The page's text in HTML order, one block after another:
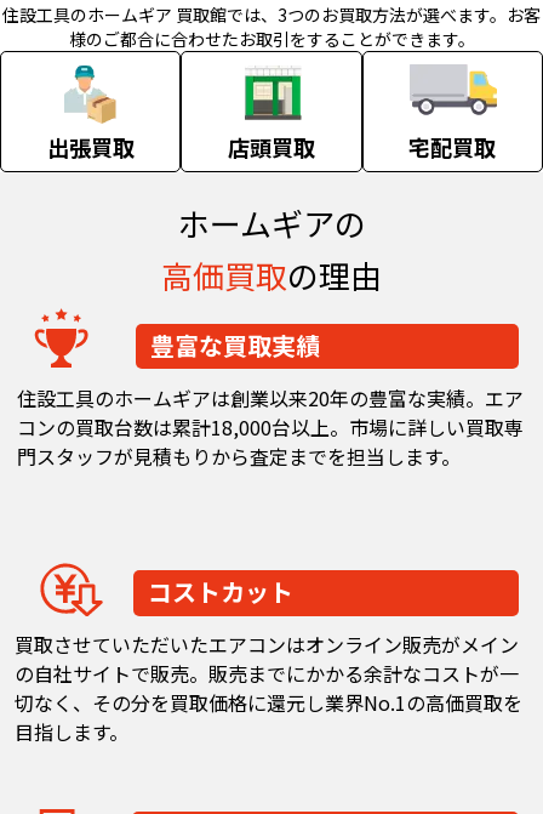
住設工具のホームギア 買取館では、3つのお買取方法が選べます。お客
様のご都合に合わせたお取引をすることができます。
出張買取 店頭買取 宅配買取
ホームギアの
高価買取の理由
住設工具のホームギアは創業以来20年の豊富な実績。エア
コンの買取台数は累計18,000台以上。市場に詳しい買取専
門スタッフが見積もりから査定までを担当します。
豊富な買取実績
買取させていただいたエアコンはオンライン販売がメイン
の自社サイトで販売。販売までにかかる余計なコストが一
切なく、その分を買取価格に還元し業界No.1の高価買取を
目指します。
コストカット